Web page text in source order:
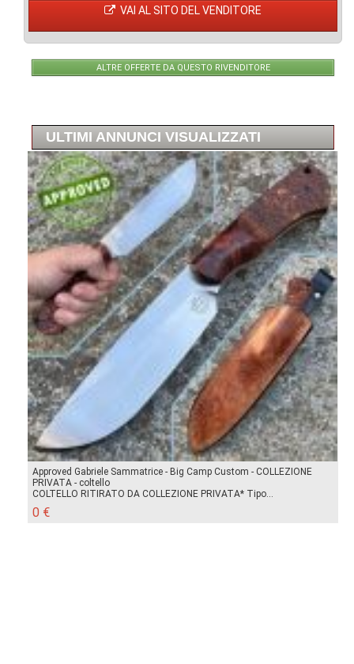
VAI AL SITO DEL VENDITORE
ALTRE OFFERTE DA QUESTO RIVENDITORE
ULTIMI ANNUNCI VISUALIZZATI
Approved Gabriele Sammatrice - Big Camp Custom - COLLEZIONE
PRIVATA - coltello
COLTELLO RITIRATO DA COLLEZIONE PRIVATA* Tipo...
0 €